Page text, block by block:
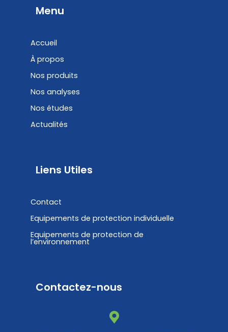
b
o
e
Menu
Accueil
À propos
Nos produits
Nos analyses
Nos études
Actualités
Liens Utiles
Contact
Equipements de protection individuelle
Equipements de protection de
l’environnement
Contactez-nous